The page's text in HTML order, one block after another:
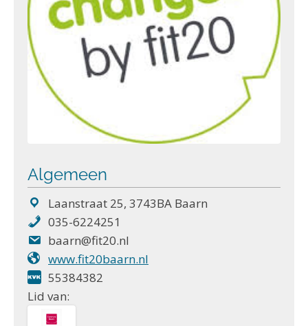
Algemeen
Laanstraat 25, 3743BA Baarn
035-6224251
baarn@fit20.nl
www.fit20baarn.nl
55384382
Lid van: